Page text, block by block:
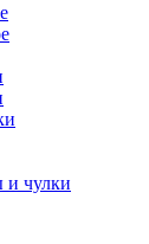
и чулки